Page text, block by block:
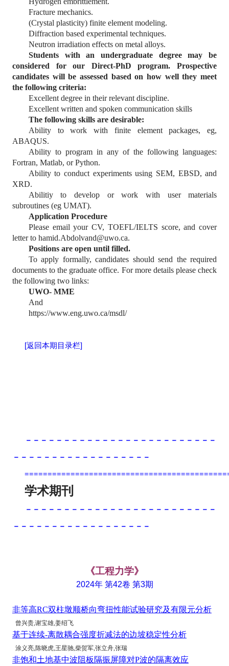
Fracture mechanics.
(Crystal plasticity) finite element modeling.
Diffraction based experimental techniques.
Neutron irradiation effects on metal alloys.
Students with an undergraduate degree may be
considered for our Direct-PhD program. Prospective
candidates will be assessed based on how well they meet
the following criteria:
Excellent degree in their relevant discipline.
Excellent written and spoken communication skills
The following skills are desirable:
Ability to work with finite element packages, eg,
ABAQUS.
Ability to program in any of the following languages:
Fortran, Matlab, or Python.
Ability to conduct experiments using SEM, EBSD, and
XRD.
Abilitiy to develop or work with user materials
subroutines (eg UMAT).
Application Procedure
Please email your CV, TOEFL/IELTS score, and cover
letter to hamid.Abdolvand@uwo.ca.
Positions are open until filled.
To apply formally, candidates should send the required
documents to the graduate office. For more details please check
the following two links:
UWO- MME
And
https://www.eng.uwo.ca/msdl/
[返回本期目录栏]
－－－－－－－－－－－－－－－－－－－－－－－－－
－－－－－－－－－－－－－－－－－－
学术期刊
－－－－－－－－－－－－－－－－－－－－－－－－－
－－－－－－－－－－－－－－－－－－
《工程力学》
2024年 第42卷 第3期
非等高RC双柱墩顺桥向弯扭性能试验研究及有限元分析
曾兴贵,谢宝雄,姜绍飞
基于连续-离散耦合强度折减法的边坡稳定性分析
涂义亮,陈晓虎,王星驰,柴贺军,张立舟,张瑞
非饱和土地基中波阻板隔振屏障对P波的隔离效应